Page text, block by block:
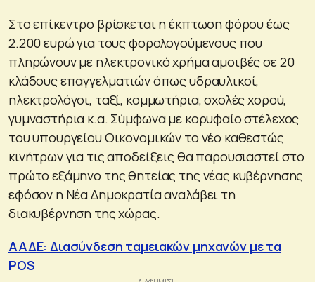
Στο επίκεντρο βρίσκεται η έκπτωση φόρου έως
2.200 ευρώ για τους φορολογούμενους που
πληρώνουν με ηλεκτρονικό χρήμα αμοιβές σε 20
κλάδους επαγγελματιών όπως υδραυλικοί,
ηλεκτρολόγοι, ταξί, κομμωτήρια, σχολές χορού,
γυμναστήρια κ.α. Σύμφωνα με κορυφαίο στέλεχος
του υπουργείου Οικονομικών το νέο καθεστώς
κινήτρων για τις αποδείξεις θα παρουσιαστεί στο
πρώτο εξάμηνο της θητείας της νέας κυβέρνησης
εφόσον η Νέα Δημοκρατία αναλάβει τη
διακυβέρνηση της χώρας.
ΑΑΔΕ: Διασύνδεση ταμειακών μηχανών με τα
POS